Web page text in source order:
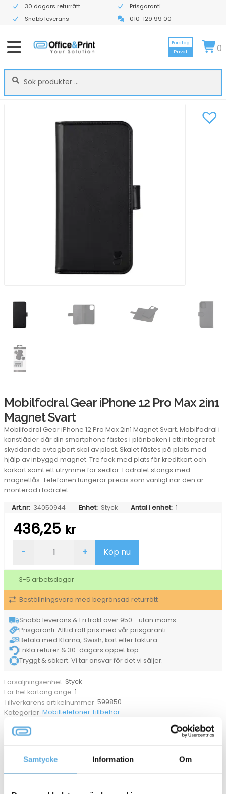
Samtycke Information Om
30 dagars returrätt
Prisgaranti
Snabb leverans
010-129 99 00
Sök
efter:
Sök
Företag
Privat
0
Mobilfodral Gear iPhone 12 Pro Max 2in1
Magnet Svart
Mobilfodral Gear iPhone 12 Pro Max 2in1 Magnet Svart. Mobilfodral i
konstläder där din smartphone fästes i plånboken i ett integrerat
skyddande avtagbart skal av plast. Skalet fästes på plats med
hjälp av inbyggd magnet. Tre fack med plats för kreditkort och
körkort samt ett utrymme för sedlar. Fodralet stängs med
magnetlås. Telefonen fungerar precis som vanligt när den är
monterad i fodralet.
Art.nr: 34050944 Enhet: Styck Antal i enhet: 1
436,25 kr
Gear
12
Pro
Max
2in1
Magnet
Svart
mängd
- + Köp nu
3-5 arbetsdagar
Beställningsvara med begränsad returrätt
Snabb leverans & Fri frakt över 950:- utan moms.
Prisgaranti. Alltid rätt pris med vår prisgaranti.
Betala med Klarna, Swish, kort eller faktura.
Enkla returer & 30-dagars öppet köp.
Tryggt & säkert. Vi tar ansvar för det vi säljer.
Försäljningsenhet Styck
För hel kartong ange 1
Tillverkarens artikelnummer 599850
Kategorier Mobiltelefoner Tillbehör
ANDRA KÖPTE OCKSÅ